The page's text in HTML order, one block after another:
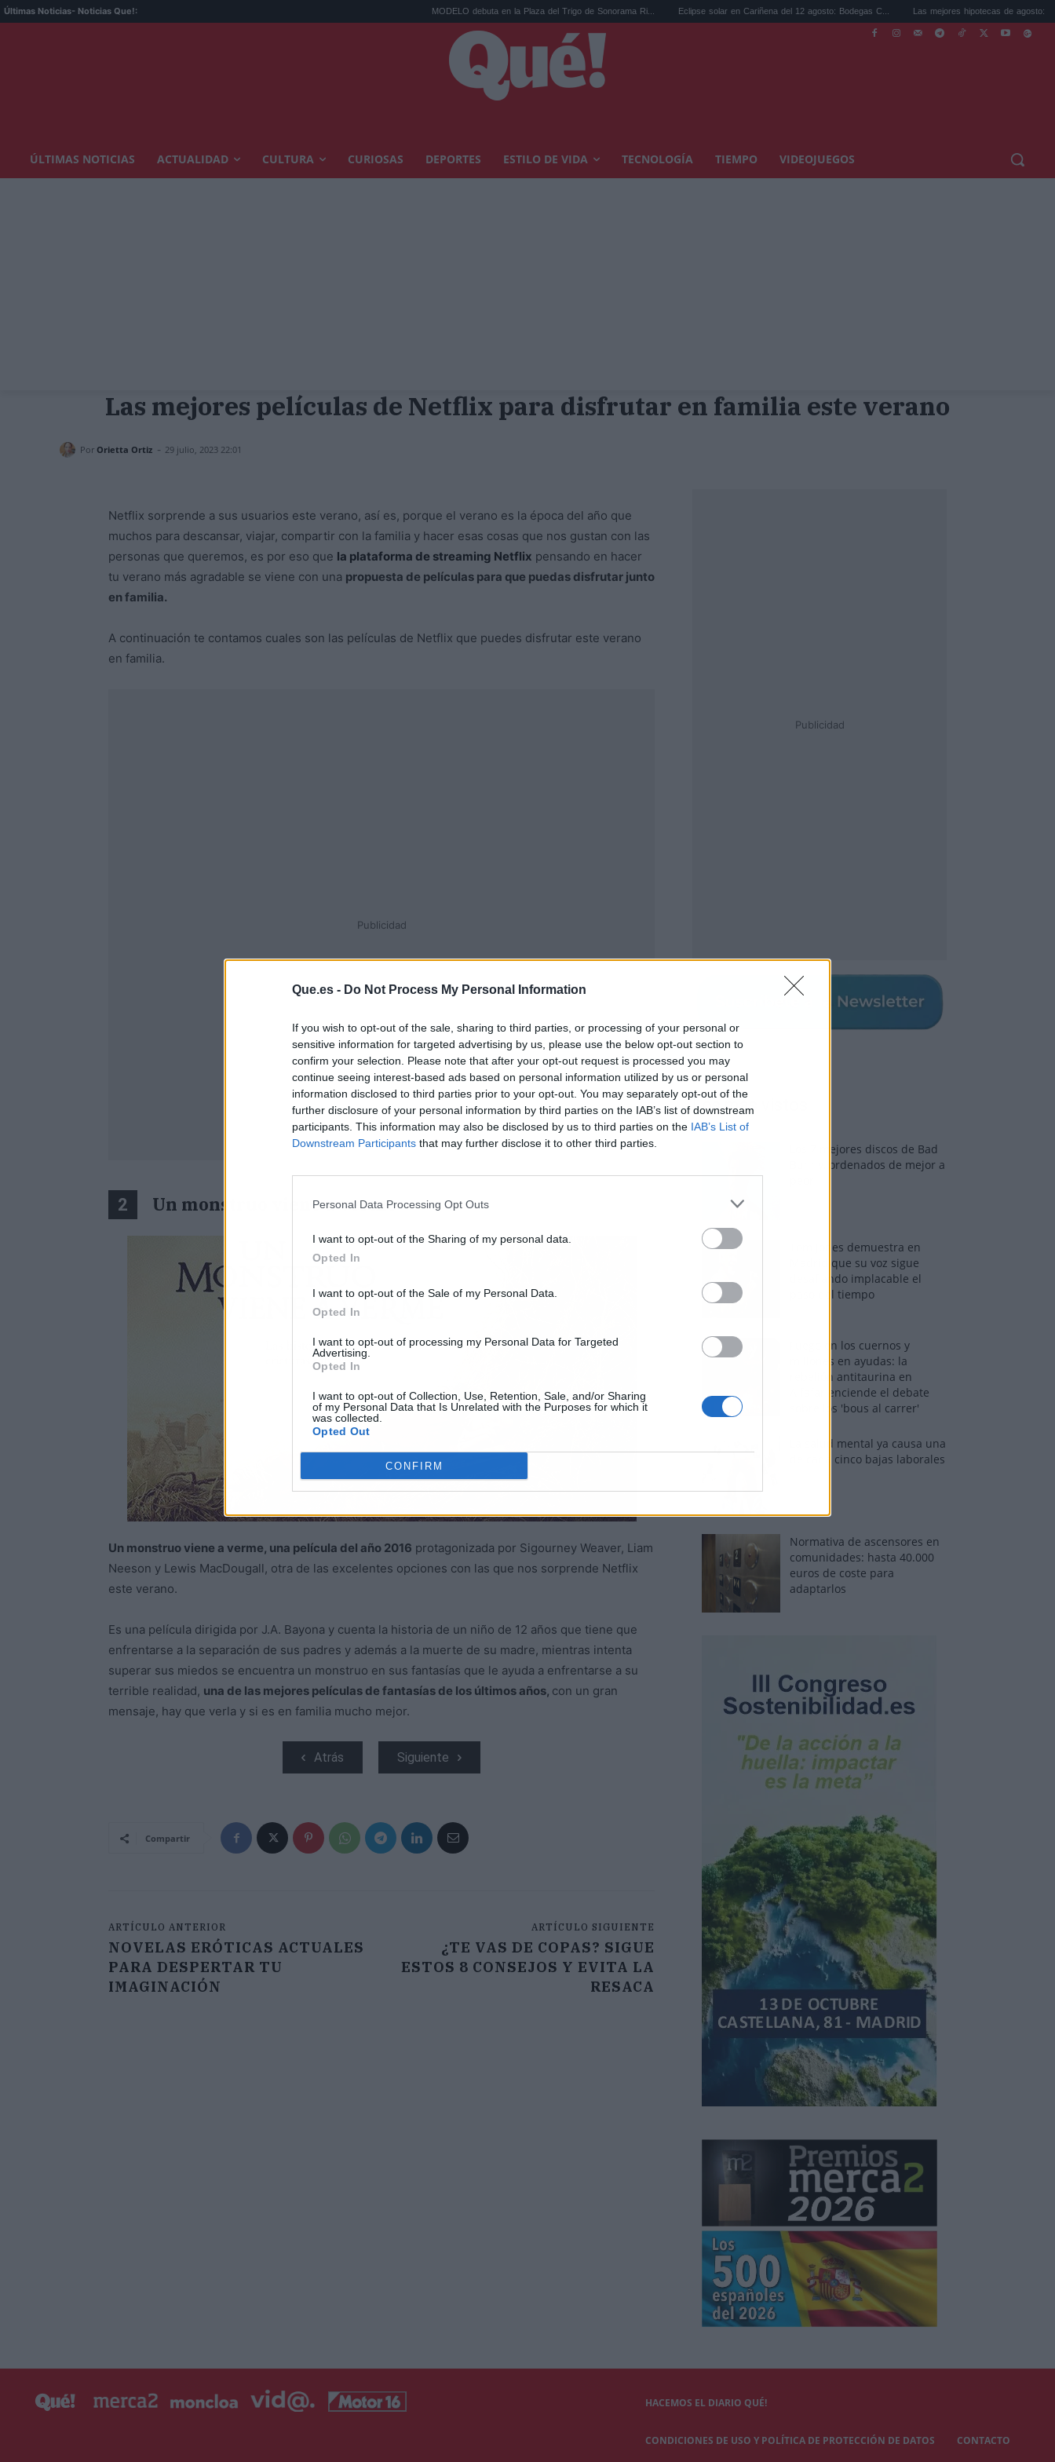
Que.es - Do Not Process My Personal Information
If you wish to opt-out of the sale, sharing to third parties, or processing of your personal or
sensitive information for targeted advertising by us, please use the below opt-out section to
confirm your selection. Please note that after your opt-out request is processed you may
continue seeing interest-based ads based on personal information utilized by us or personal
information disclosed to third parties prior to your opt-out. You may separately opt-out of the
further disclosure of your personal information by third parties on the IAB’s list of downstream
participants. This information may also be disclosed by us to third parties on the IAB’s List of
Downstream Participants that may further disclose it to other third parties.
Personal Data Processing Opt Outs
I want to opt-out of the Sharing of my personal data.
Opted In
I want to opt-out of the Sale of my Personal Data.
Opted In
I want to opt-out of processing my Personal Data for Targeted
Advertising.
Opted In
I want to opt-out of Collection, Use, Retention, Sale, and/or Sharing
of my Personal Data that Is Unrelated with the Purposes for which it
was collected.
Opted Out
CONFIRM
Últimas Noticias- Noticias Que!: MODELO debuta en la Plaza del Trigo de Sonorama Ri... Eclipse solar en Cariñena del 12 agosto: Bodegas C... Las mejores hipotecas de agosto: el TAE más
ÚLTIMAS NOTICIAS ACTUALIDAD CULTURA CURIOSAS DEPORTES ESTILO DE VIDA TECNOLOGÍA TIEMPO VIDEOJUEGOS
Las mejores películas de Netflix para disfrutar en familia este verano
Por Orietta Ortiz - 29 julio, 2023 22:01
Netflix sorprende a sus usuarios este verano, así es, porque el verano es la época del año que
muchos para descansar, viajar, compartir con la familia y hacer esas cosas que nos gustan con las
personas que queremos, es por eso que la plataforma de streaming Netflix pensando en hacer
tu verano más agradable se viene con una propuesta de películas para que puedas disfrutar junto
en familia.
A continuación te contamos cuales son las películas de Netflix que puedes disfrutar este verano
en familia.
Publicidad
2 Un monstruo viene a verme
Un monstruo viene a verme, una película del año 2016 protagonizada por Sigourney Weaver, Liam
Neeson y Lewis MacDougall, otra de las excelentes opciones con las que nos sorprende Netflix
este verano.
Es una película dirigida por J.A. Bayona y cuenta la historia de un niño de 12 años que tiene que
enfrentarse a la separación de sus padres y además a la muerte de su madre, mientras intenta
superar sus miedos se encuentra un monstruo en sus fantasías que le ayuda a enfrentarse a su
terrible realidad, una de las mejores películas de fantasías de los últimos años, con un gran
mensaje, hay que verla y si es en familia mucho mejor.
Atrás Siguiente
Compartir
ARTÍCULO ANTERIOR
NOVELAS ERÓTICAS ACTUALES
PARA DESPERTAR TU
IMAGINACIÓN
ARTÍCULO SIGUIENTE
¿TE VAS DE COPAS? SIGUE
ESTOS 8 CONSEJOS Y EVITA LA
RESACA
Publicidad
Los más vistos
Los 7 mejores discos de Bad
Bunny, ordenados de mejor a
Tom Jones demuestra en
Madrid que su voz sigue
desafiando implacable el
paso del tiempo
Fuego en los cuernos y
millones en ayudas: la
rebelión antitaurina en
Alfafar enciende el debate
sobre los 'bous al carrer'
La salud mental ya causa una
de cada cinco bajas laborales
Normativa de ascensores en
comunidades: hasta 40.000
euros de coste para
adaptarlos
HACEMOS EL DIARIO QUÉ!
CONDICIONES DE USO Y POLÍTICA DE PROTECCIÓN DE DATOS CONTACTO